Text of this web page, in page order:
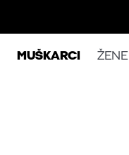
MUŠKARCI ŽENE